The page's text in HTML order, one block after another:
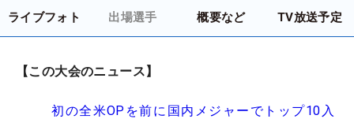
ライブフォト 出場選手 概要など TV放送予定
【この大会のニュース】
初の全米OPを前に国内メジャーでトップ10入